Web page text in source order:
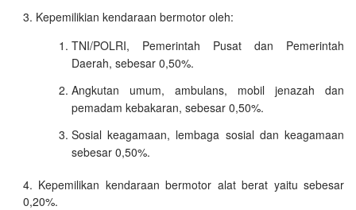
Kepemilikian kendaraan bermotor oleh:
TNI/POLRI, Pemerintah Pusat dan Pemerintah
Daerah, sebesar 0,50%.
Angkutan umum, ambulans, mobil jenazah dan
pemadam kebakaran, sebesar 0,50%.
Sosial keagamaan, lembaga sosial dan keagamaan
sebesar 0,50%.
Kepemilikan kendaraan bermotor alat berat yaitu sebesar
0,20%.